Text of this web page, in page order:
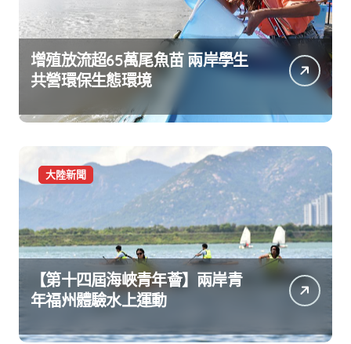
增殖放流超65萬尾魚苗 兩岸學生
共營環保生態環境
大陸新聞
【第十四屆海峽青年薈】兩岸青
年福州體驗水上運動